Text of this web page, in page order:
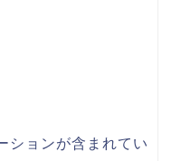
ションが含まれてい